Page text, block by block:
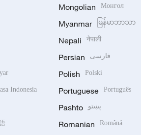
Indonesia
Mongolian Монгол
Myanmar မြန်မာဘာသာ
Nepali नेपाली
Persian فارسی
Polish Polski
Portuguese Português
Pashto پښتو
Romanian Română